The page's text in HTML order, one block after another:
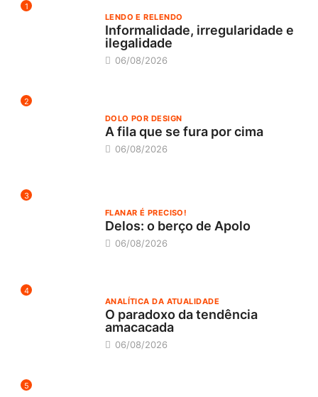
1
LENDO E RELENDO
Informalidade, irregularidade e
ilegalidade
06/08/2026
2
DOLO POR DESIGN
A fila que se fura por cima
06/08/2026
3
FLANAR É PRECISO!
Delos: o berço de Apolo
06/08/2026
4
ANALÍTICA DA ATUALIDADE
O paradoxo da tendência
amacacada
06/08/2026
5